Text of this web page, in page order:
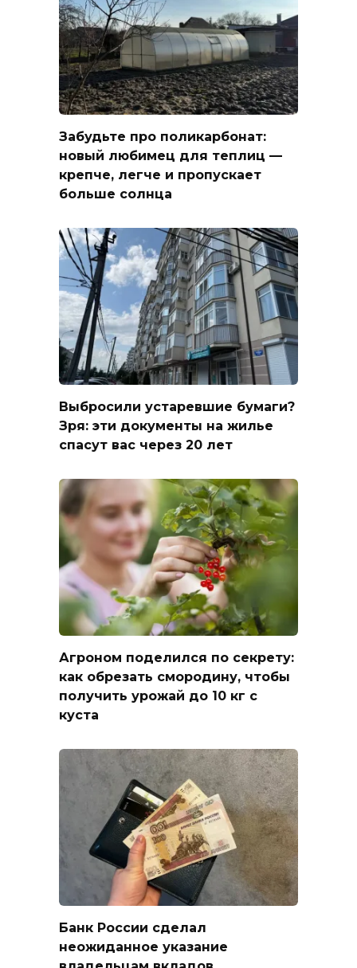
Забудьте про поликарбонат:
новый любимец для теплиц —
крепче, легче и пропускает
больше солнца
Выбросили устаревшие бумаги?
Зря: эти документы на жилье
спасут вас через 20 лет
Агроном поделился по секрету:
как обрезать смородину, чтобы
получить урожай до 10 кг с
куста
Банк России сделал
неожиданное указание